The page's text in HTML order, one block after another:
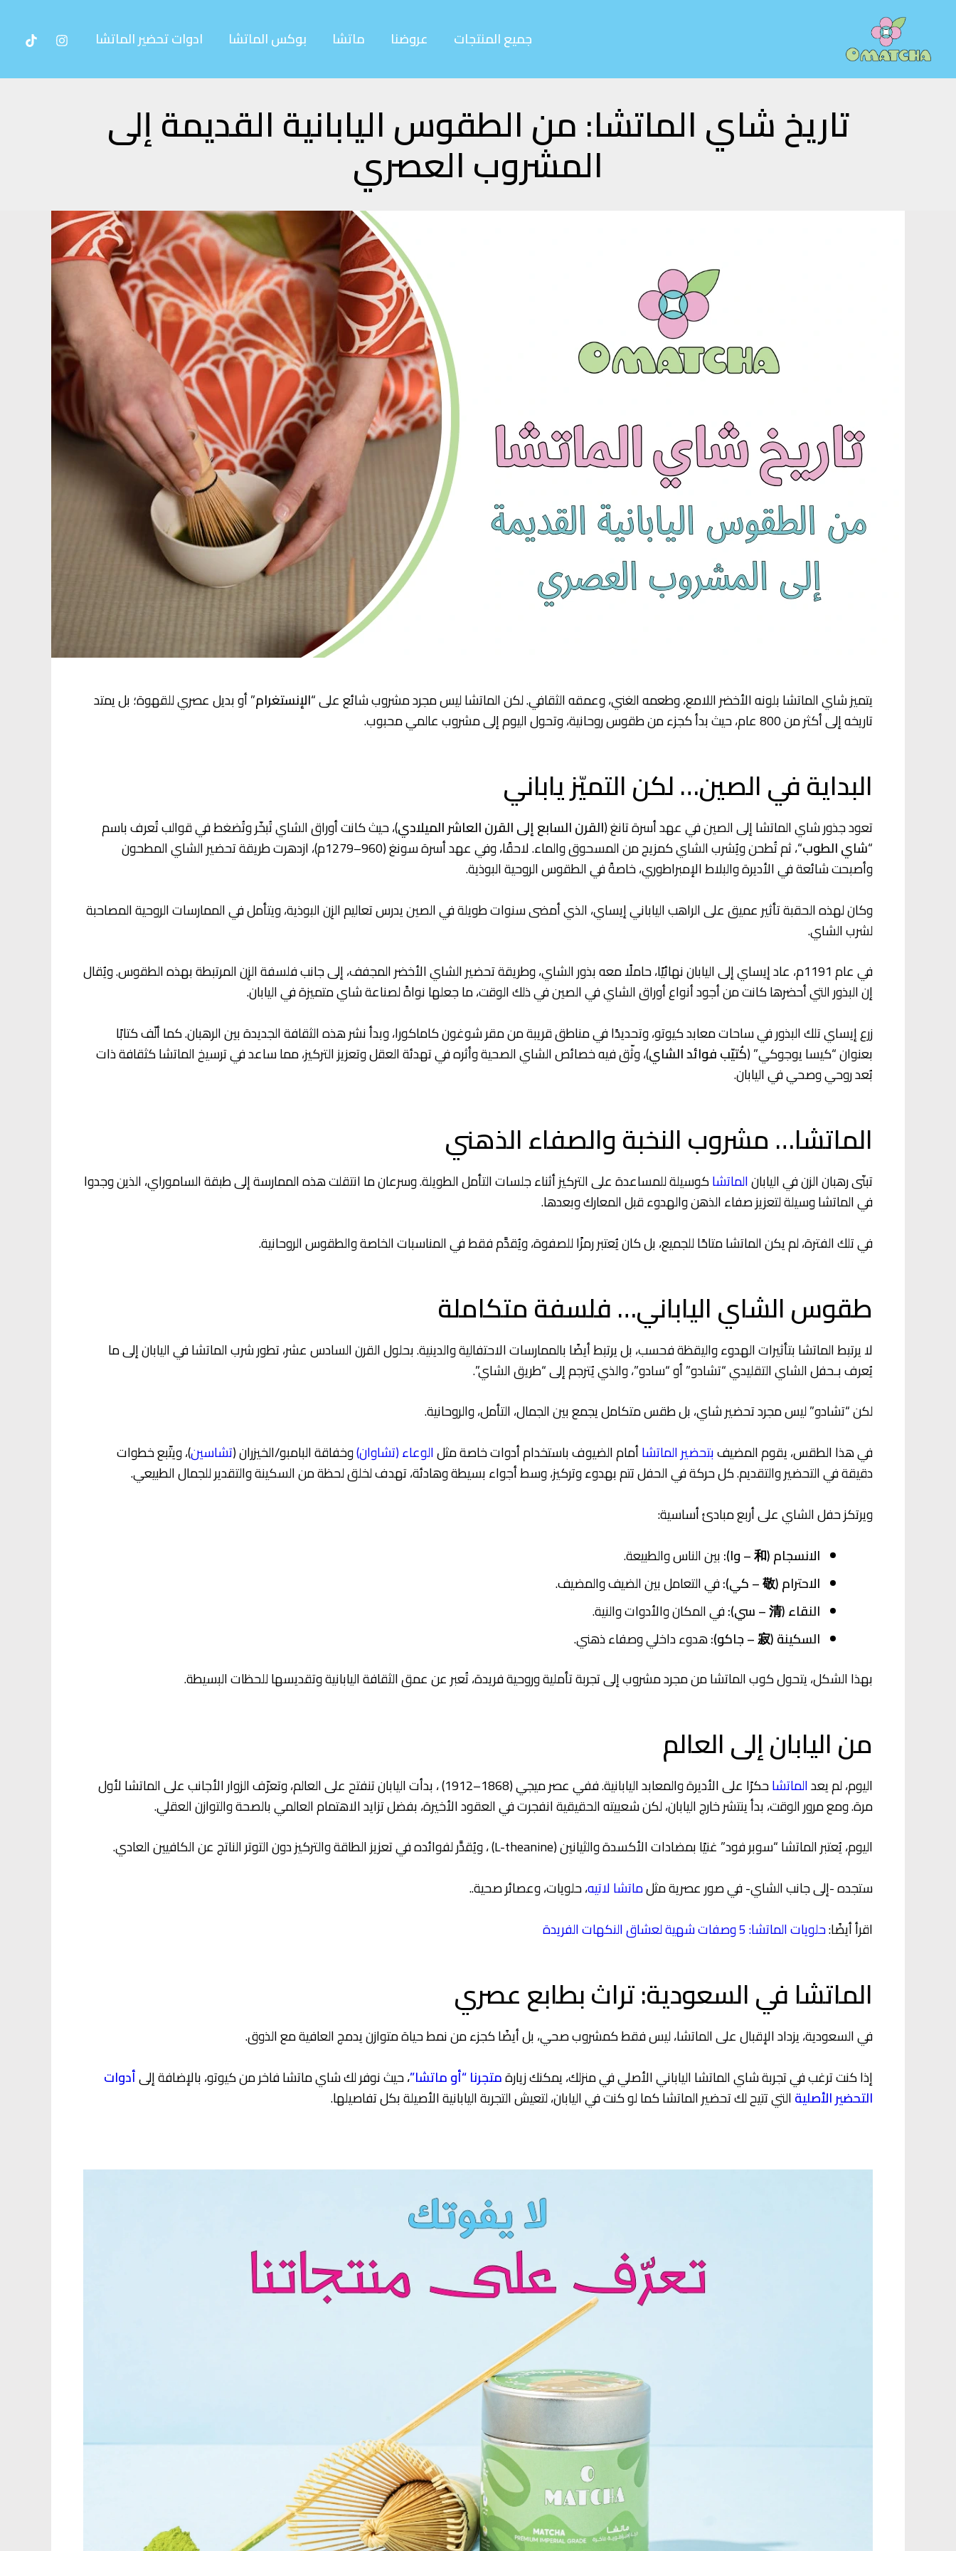
المحتوى
جميع المنتجات عروضنا ماتشا بوكس الماتشا ادوات تحضير الماتشا
تاريخ شاي الماتشا: من الطقوس اليابانية القديمة إلى
المشروب العصري
يتميز شاي الماتشا بلونه الأخضر اللامع، وطعمه الغني، وعمقه الثقافي. لكن الماتشا ليس مجرد مشروب شائع على “الإنستغرام” أو بديل عصري للقهوة؛ بل يمتد
تاريخه إلى أكثر من 800 عام، حيث بدأ كجزء من طقوس روحانية، وتحول اليوم إلى مشروب عالمي محبوب.
البداية في الصين… لكن التميّز ياباني
تعود جذور شاي الماتشا إلى الصين في عهد أسرة تانغ (القرن السابع إلى القرن العاشر الميلادي)، حيث كانت أوراق الشاي تُبخّر وتُضغط في قوالب تُعرف باسم
“شاي الطوب
“، ثم تُطحن ويُشرب الشاي كمزيج من المسحوق والماء. لاحقًا، وفي عهد أسرة سونغ (960–1279م)، ازدهرت طريقة تحضير الشاي المطحون
وأصبحت شائعة في الأديرة والبلاط الإمبراطوري، خاصةً في الطقوس الروحية البوذية.
وكان لهذه الحقبة تأثير عميق على الراهب الياباني إيساي، الذي أمضى سنوات طويلة في الصين يدرس تعاليم الزِن البوذية، ويتأمل في الممارسات الروحية المصاحبة
لشرب الشاي.
في عام 1191م، عاد إيساي إلى اليابان نهائيًا، حاملًا معه بذور الشاي، وطريقة تحضير الشاي الأخضر المجفف، إلى جانب فلسفة الزِن المرتبطة بهذه الطقوس. ويُقال
إن البذور التي أحضرها كانت من أجود أنواع أوراق الشاي في الصين في ذلك الوقت، ما جعلها نواةً لصناعة شاي متميزة في اليابان.
زرع إيساي تلك البذور في ساحات معابد كيوتو، وتحديدًا في مناطق قريبة من مقر شوغون كاماكورا، وبدأ نشر هذه الثقافة الجديدة بين الرهبان. كما ألّف كتابًا
بعنوان “كيسا يوجوكي” (كُتيّب فوائد الشاي)، وثّق فيه خصائص الشاي الصحية وأثره في تهدئة العقل وتعزيز التركيز، مما ساعد في ترسيخ الماتشا كثقافة ذات
بُعد روحي وصحي في اليابان.
الماتشا… مشروب النخبة والصفاء الذهني
تبنّى رهبان الزن في اليابانالماتشاكوسيلة للمساعدة على التركيز أثناء جلسات التأمل الطويلة. وسرعان ما انتقلت هذه الممارسة إلى طبقة الساموراي، الذين وجدوا
في الماتشا وسيلة لتعزيز صفاء الذهن والهدوء قبل المعارك وبعدها.
في تلك الفترة، لم يكن الماتشا متاحًا للجميع، بل كان يُعتبر رمزًا للصفوة، ويُقدَّم فقط في المناسبات الخاصة والطقوس الروحانية.
طقوس الشاي الياباني… فلسفة متكاملة
لا يرتبط الماتشا بتأثيرات الهدوء واليقظة فحسب، بل يرتبط أيضًا بالممارسات الاحتفالية والدينية. بحلول القرن السادس عشر، تطور شرب الماتشا في اليابان إلى ما
يُعرف بـحفل الشاي التقليدي “تشادو” أو“سادو”، والذي يُترجم إلى “طريق الشاي”.
لكن “تشادو” ليس مجرد تحضير شاي، بل طقس متكامل يجمع بين الجمال، التأمل، والروحانية.
في هذا الطقس، يقوم المضيفبتحضير الماتشاأمام الضيوف باستخدام أدوات خاصة مثلالوعاء (تشاوان)وخفاقة البامبو/الخيزران (تشاسين)، ويتّبع خطوات
دقيقة في التحضير والتقديم. كل حركة في الحفل تتم بهدوء وتركيز، وسط أجواء بسيطة وهادئة، تهدف لخلق لحظة من السكينة والتقدير للجمال الطبيعي.
ويرتكز حفل الشاي على أربع مبادئ أساسية:
الانسجام (和 – وا):
بين الناس والطبيعة.
الاحترام (敬 – كي):
في التعامل بين الضيف والمضيف.
النقاء (清 – سي):
في المكان والأدوات والنية.
السكينة (寂 – جاكو):
هدوء داخلي وصفاء ذهني.
بهذا الشكل، يتحول كوب الماتشا من مجرد مشروب إلى تجربة تأملية وروحية فريدة، تُعبر عن عمق الثقافة اليابانية وتقديسها للحظات البسيطة.
من اليابان إلى العالم
اليوم، لم يعدالماتشا
حكرًا على الأديرة والمعابد اليابانية. ففي عصر ميجي (1868–1912) ، بدأت اليابان تنفتح على العالم، وتعرّف الزوار الأجانب على الماتشا لأول
مرة. ومع مرور الوقت، بدأ ينتشر خارج اليابان، لكن شعبيته الحقيقية انفجرت في العقود الأخيرة، بفضل تزايد الاهتمام العالمي بالصحة والتوازن العقلي.
اليوم، يُعتبر الماتشا “سوبر فود” غنيًا بمضادات الأكسدة والثيانين (L-theanine) ، ويُقدَّر لفوائده في تعزيز الطاقة والتركيز دون التوتر الناتج عن الكافيين العادي.
ستجده -إلى جانب الشاي- في صور عصرية مثلماتشا لاتيه، حلويات، وعصائر صحية..
اقرأ أيضًا:حلويات الماتشا: 5 وصفات شهية لعشاق النكهات الفريدة
الماتشا في السعودية: تراث بطابع عصري
في السعودية، يزداد الإقبال على الماتشا، ليس فقط كمشروب صحي، بل أيضًا كجزء من نمط حياة متوازن يدمج العافية مع الذوق.
إذا كنت ترغب في تجربة شاي الماتشا الياباني الأصلي في منزلك، يمكنك زيارةمتجرنا “أو ماتشا”،حيث نوفر لك شاي ماتشا فاخر من كيوتو، بالإضافة إلىأدوات
التحضير الأصليةالتي تتيح لك تحضير الماتشا كما لو كنت في اليابان، لتعيش التجربة اليابانية الأصيلة بكل تفاصيلها.